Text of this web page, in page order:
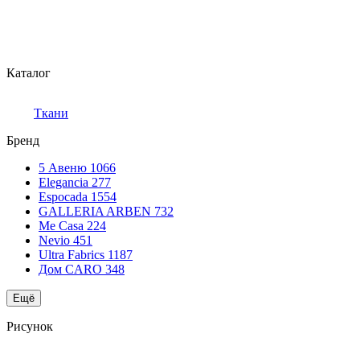
Каталог
Ткани
Бренд
5 Авеню 1066
Elegancia 277
Espocada 1554
GALLERIA ARBEN 732
Me Casa 224
Nevio 451
Ultra Fabrics 1187
Дом CARO 348
Ещё
Рисунок